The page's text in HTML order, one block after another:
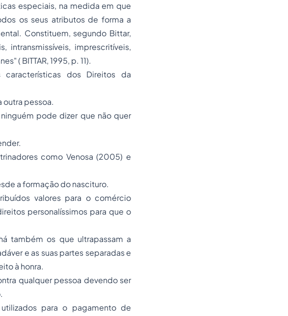
especiais, na medida em que
os seus atributos de forma a
Constituem, segundo Bittar,
intransmissíveis, imprescritíveis,
( BITTAR, 1995, p. 11).
dos Direitos da
pessoa.
pode dizer que não quer
como Venosa (2005) e
a formação do nascituro.
valores para o comércio
personalíssimos para que o
também os que ultrapassam a
e as suas partes separadas e
à honra.
qualquer pessoa devendo ser
para o pagamento de